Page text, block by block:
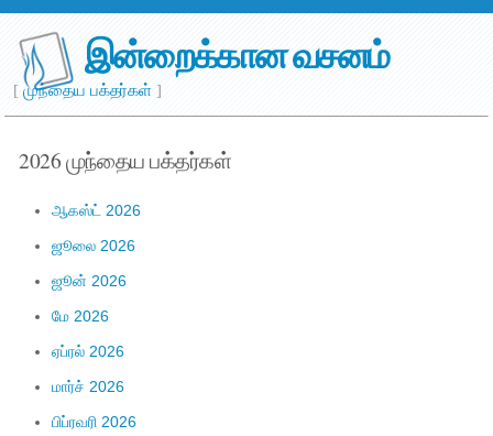
இன்றைக்கான வசனம்
[முந்தைய பக்தர்கள் ]
2026 முந்தைய பக்தர்கள்
ஆகஸ்ட் 2026
ஜூலை 2026
ஜூன் 2026
மே 2026
ஏப்ரல் 2026
மார்ச் 2026
பிப்ரவரி 2026